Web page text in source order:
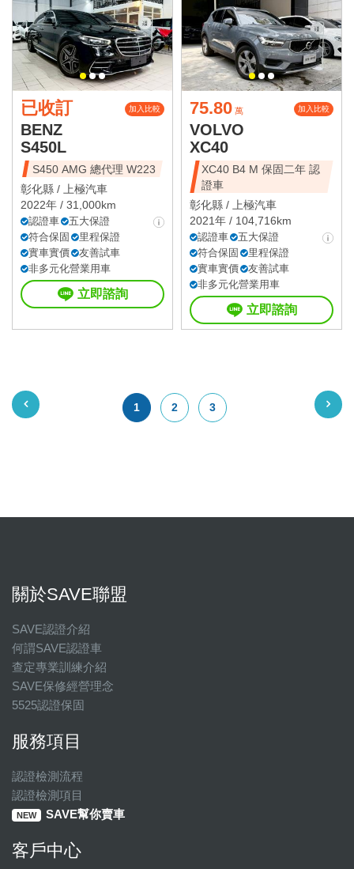
已收訂 加入比較
BENZ
S450L
S450 AMG 總代理 W223
彰化縣 /
上極汽車
2022年 / 31,000km
認證車
五大保證
符合保固
里程保證
實車實價
友善試車
非多元化營業用車
立即諮詢
75.80 萬 加入比較
VOLVO
XC40
XC40 B4 M 保固二年 認
證車
彰化縣 /
上極汽車
2021年 / 104,716km
認證車
五大保證
符合保固
里程保證
實車實價
友善試車
非多元化營業用車
立即諮詢
1 2 3
關於SAVE聯盟
SAVE認證介紹
何謂SAVE認證車
查定專業訓練介紹
SAVE保修經營理念
5525認證保固
服務項目
認證檢測流程
認證檢測項目
NEW SAVE幫你賣車
客戶中心